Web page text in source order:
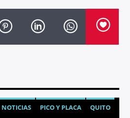
NOTICIAS PICO Y PLACA QUITO